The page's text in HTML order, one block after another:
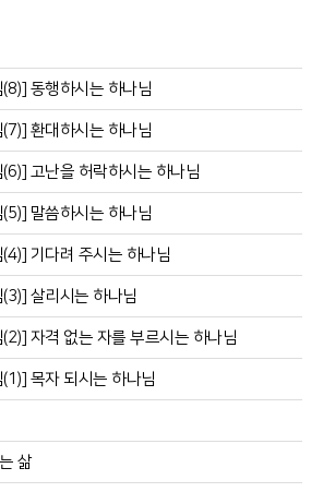
동행하시는 하나님
환대하시는 하나님
고난을 허락하시는 하나님
말씀하시는 하나님
기다려 주시는 하나님
살리시는 하나님
자격 없는 자를 부르시는 하나님
목자 되시는 하나님
삶